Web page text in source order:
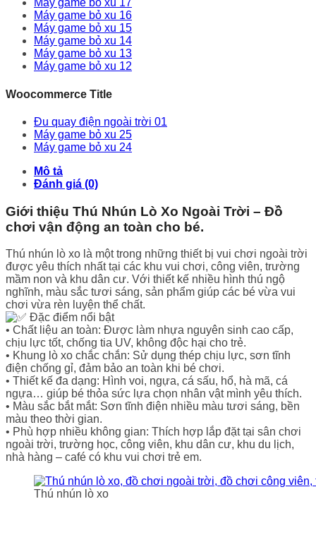
Máy game bỏ xu 17
Máy game bỏ xu 16
Máy game bỏ xu 15
Máy game bỏ xu 14
Máy game bỏ xu 13
Máy game bỏ xu 12
Woocommerce Title
Đu quay điện ngoài trời 01
Máy game bỏ xu 25
Máy game bỏ xu 24
Mô tả
Đánh giá (0)
Giới thiệu Thú Nhún Lò Xo Ngoài Trời – Đồ
chơi vận động an toàn cho bé.
Thú nhún lò xo là một trong những thiết bị vui chơi ngoài trời
được yêu thích nhất tại các khu vui chơi, công viên, trường
mầm non và khu dân cư. Với thiết kế nhiều hình thú ngộ
nghĩnh, màu sắc tươi sáng, sản phẩm giúp các bé vừa vui
chơi vừa rèn luyện thể chất.
Đặc điểm nổi bật
• Chất liệu an toàn: Được làm nhựa nguyên sinh cao cấp,
chịu lực tốt, chống tia UV, không độc hại cho trẻ.
• Khung lò xo chắc chắn: Sử dụng thép chịu lực, sơn tĩnh
điện chống gỉ, đảm bảo an toàn khi bé chơi.
• Thiết kế đa dạng: Hình voi, ngựa, cá sấu, hổ, hà mã, cá
ngựa… giúp bé thỏa sức lựa chọn nhân vật mình yêu thích.
• Màu sắc bắt mắt: Sơn tĩnh điện nhiều màu tươi sáng, bền
màu theo thời gian.
• Phù hợp nhiều không gian: Thích hợp lắp đặt tại sân chơi
ngoài trời, trường học, công viên, khu dân cư, khu du lịch,
nhà hàng – café có khu vui chơi trẻ em.
Thú nhún lò xo